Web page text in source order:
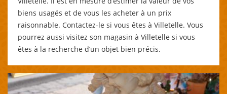
biens usagés et de vous les acheter à un prix
raisonnable. Contactez-le si vous êtes à Villetelle. Vous
pourrez aussi visitez son magasin à Villetelle si vous
êtes à la recherche d’un objet bien précis.